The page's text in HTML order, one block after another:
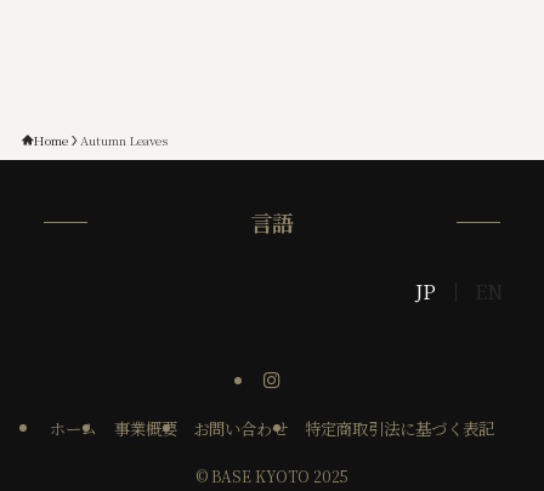
Home Autumn Leaves
言語
JP
ホーム 事業概要 お問い合わせ 特定商取引法に基づく表記
© BASE KYOTO 2025